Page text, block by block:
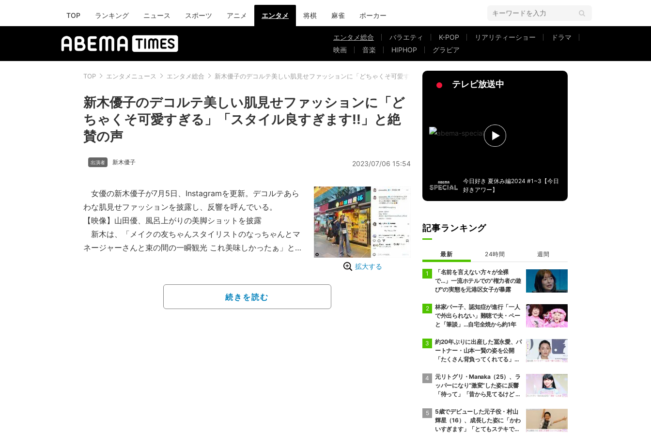
TOP ランキング ニュース スポーツ アニメ エンタメ 将棋 麻雀 ポーカー
エンタメ総合 バラエティ K-POP リアリティーショー
ドラマ
映画
音楽 HIPHOP グラビア
TOP エンタメニュース エンタメ総合 新木優子のデコルテ美しい肌見せファッションに「どちゃくそ可愛すぎる」「スタイル良すぎます!!」と絶賛の声
新木優子のデコルテ美しい肌見せファッションに「ど
ちゃくそ可愛すぎる」「スタイル良すぎます!!」と絶
賛の声
新木優子 2023/07/06 15:54
拡大する
女優の新木優子が7月5日、Instagramを更新。デコルテあら
わな肌見せファッションを披露し、反響を呼んでいる。
【映像】山田優、風呂上がりの美脚ショットを披露
新木は、「メイクの友ちゃんスタイリストのなっちゃんとマ
ネージャーさんと束の間の一瞬観光 これ美味しかったぁ」とコ
続きを読む
テレビ放送中
今日好き 夏休み編2024 #1~3【今日
好きアワー】
記事ランキング
最新 24時間 週間
「名前を言えない方々が全裸
で…」一流ホテルでの"権力者の遊
び"の実態を元港区女子が暴露
林家パー子、認知症が進行「一人
で外出られない」難聴で夫・ペー
と「筆談」…自宅全焼から約1年
約20年ぶりに出産した冨永愛、パ
ートナー・山本一賢の姿を公開
「たくさん背負ってくれてる」感
元リトグリ・Manaka（25）、ラ
ッパーになり“激変”した姿に反響
「待って」「昔から見てるけど 最
5歳でデビューした元子役・村山
輝星（16）、成長した姿に「かわ
いすぎます」「とてもステキで